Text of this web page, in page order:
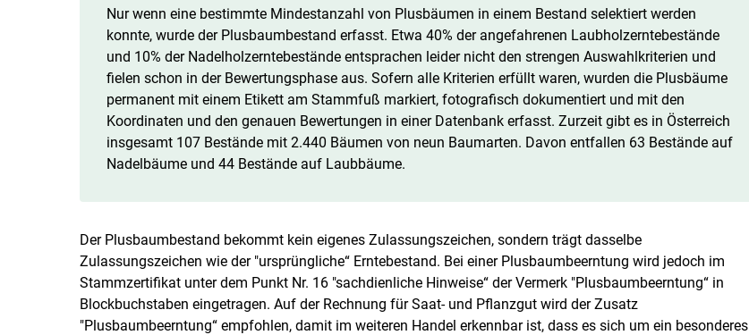
Nur wenn eine bestimmte Mindestanzahl von Plusbäumen in einem Bestand selektiert werden
konnte, wurde der Plusbaumbestand erfasst. Etwa 40% der angefahrenen Laubholzerntebestände
und 10% der Nadelholzerntebestände entsprachen leider nicht den strengen Auswahlkriterien und
fielen schon in der Bewertungsphase aus. Sofern alle Kriterien erfüllt waren, wurden die Plusbäume
permanent mit einem Etikett am Stammfuß markiert, fotografisch dokumentiert und mit den
Koordinaten und den genauen Bewertungen in einer Datenbank erfasst. Zurzeit gibt es in Österreich
insgesamt 107 Bestände mit 2.440 Bäumen von neun Baumarten. Davon entfallen 63 Bestände auf
Nadelbäume und 44 Bestände auf Laubbäume.
Der Plusbaumbestand bekommt kein eigenes Zulassungszeichen, sondern trägt dasselbe
Zulassungszeichen wie der "ursprüngliche“ Erntebestand. Bei einer Plusbaumbeerntung wird jedoch im
Stammzertifikat unter dem Punkt Nr. 16 "sachdienliche Hinweise“ der Vermerk "Plusbaumbeerntung“ in
Blockbuchstaben eingetragen. Auf der Rechnung für Saat- und Pflanzgut wird der Zusatz
"Plusbaumbeerntung“ empfohlen, damit im weiteren Handel erkennbar ist, dass es sich um ein besonderes